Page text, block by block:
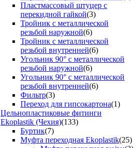
Пластмассовый штуцер с
перекидной гайкой(3)
Тройник с металлической
резьбой наружной(6)
Тройник с металлической
резьбой внутренней(6)
Угольник 90° с металлической
резьбой наружной(6)
Угольник 90° с металлической
резьбой внутренней(6)
Фильтр(3)
Переход для гипсокартона(1)
Цельнопластиковые фитинги
Ekoplastik (Чехия)(133)
Буртик(7)
Муфта переходная Ekoplastik(25)